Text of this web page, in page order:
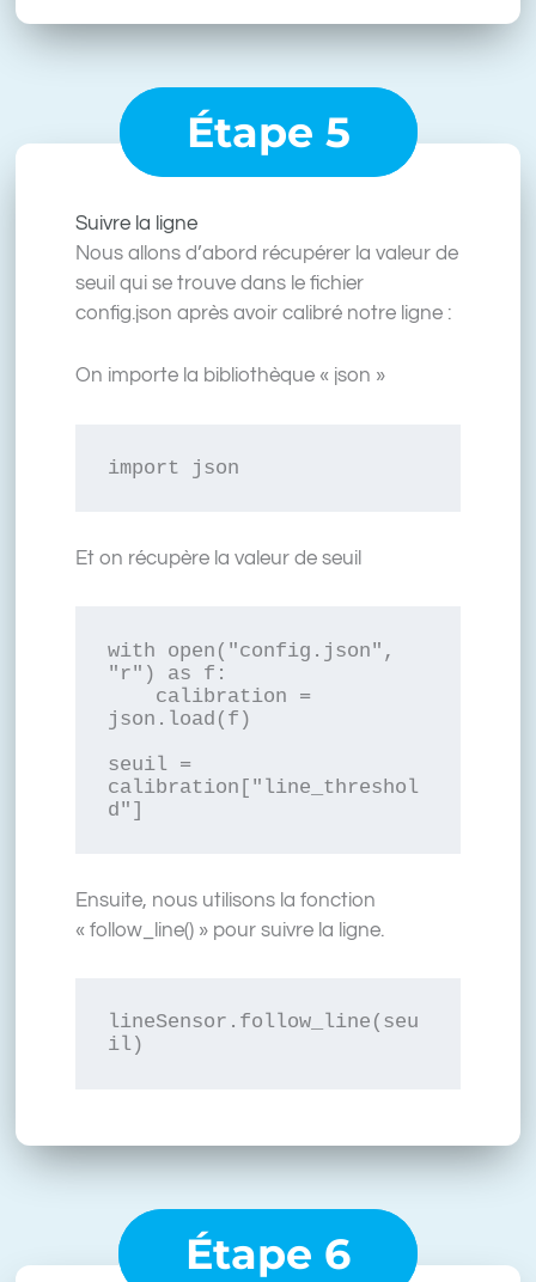
Étape 5
Suivre la ligne
Nous allons d’abord récupérer la valeur de
seuil qui se trouve dans le fichier
config.json après avoir calibré notre ligne :
On importe la bibliothèque « json »
import json
Et on récupère la valeur de seuil
with open("config.json",
"r") as f:
json.load(f)
seuil =
calibration["line_threshol
d"]
Ensuite, nous utilisons la fonction
« follow_line() » pour suivre la ligne.
lineSensor.follow_line(seu
il)
Étape 6